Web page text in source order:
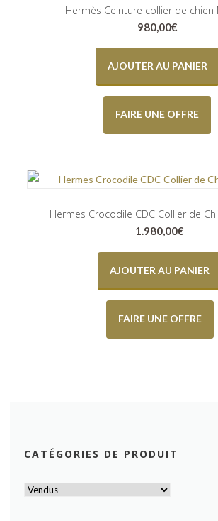
Hermès Ceinture collier de chien
980,00€
AJOUTER AU PANIER
FAIRE UNE OFFRE
Hermes Crocodile CDC Collier de
1.980,00€
AJOUTER AU PANIER
FAIRE UNE OFFRE
CATÉGORIES DE PRODUIT